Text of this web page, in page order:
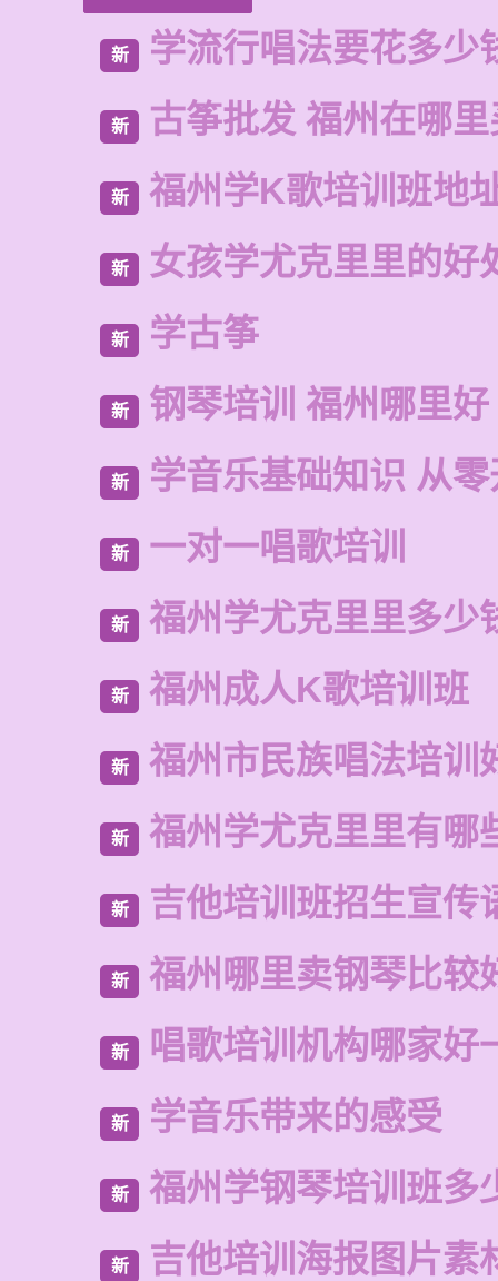
新 学流行唱法要花多少
新 古筝批发 福州在哪
新 福州学K歌培训班地
新 女孩学尤克里里的好
新 学古筝
新 钢琴培训 福州哪里好
新 学音乐基础知识 从
新 一对一唱歌培训
新 福州学尤克里里多少
新 福州成人K歌培训班
新 福州市民族唱法培训
新 福州学尤克里里有哪
新 吉他培训班招生宣传
新 福州哪里卖钢琴比较
新 唱歌培训机构哪家好
新 学音乐带来的感受
新 福州学钢琴培训班多
新 吉他培训海报图片素